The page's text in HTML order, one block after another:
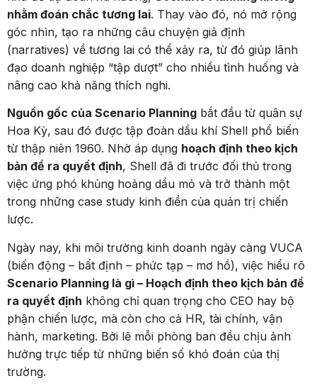
nhằm đoán chắc tương lai . Thay vào đó, nó mở rộng
góc nhìn, tạo ra những câu chuyện giả định
(narratives) về tương lai có thể xảy ra, từ đó giúp lãnh
đạo doanh nghiệp “tập dượt” cho nhiều tình huống và
nâng cao khả năng thích nghi.
Nguồn gốc của Scenario Planning bắt đầu từ quân sự
Hoa Kỳ, sau đó được tập đoàn dầu khí Shell phổ biến
từ thập niên 1960. Nhờ áp dụng hoạch định theo kịch
bản để ra quyết định , Shell đã đi trước đối thủ trong
việc ứng phó khủng hoảng dầu mỏ và trở thành một
trong những case study kinh điển của quản trị chiến
lược.
Ngày nay, khi môi trường kinh doanh ngày càng VUCA
(biến động – bất định – phức tạp – mơ hồ), việc hiểu rõ
Scenario Planning là gì – Hoạch định theo kịch bản để
ra quyết định không chỉ quan trọng cho CEO hay bộ
phận chiến lược, mà còn cho cả HR, tài chính, vận
hành, marketing. Bởi lẽ mỗi phòng ban đều chịu ảnh
hưởng trực tiếp từ những biến số khó đoán của thị
trường.